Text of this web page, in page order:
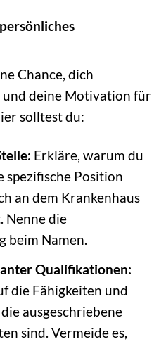
Chance, dich
deine Motivation für
solltest du:
Erkläre, warum du
spezifische Position
an dem Krankenhaus
Nenne die
beim Namen.
Qualifikationen:
die Fähigkeiten und
ausgeschriebene
sind. Vermeide es,